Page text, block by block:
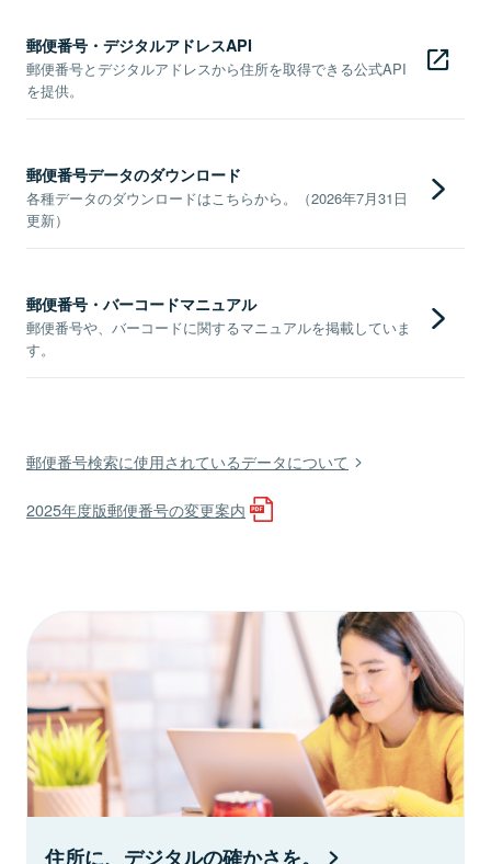
郵便番号・デジタルアドレスAPI
郵便番号とデジタルアドレスから住所を取得できる公式API
を提供。
郵便番号データのダウンロード
各種データのダウンロードはこちらから。（2026年7月31日
更新）
郵便番号・バーコードマニュアル
郵便番号や、バーコードに関するマニュアルを掲載していま
す。
郵便番号検索に使用されているデータについて
2025年度版郵便番号の変更案内
住所に、デジタルの確かさを。